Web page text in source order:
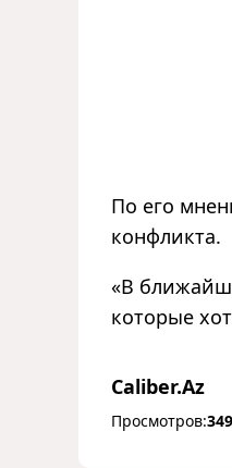
По его
конфликта.
«В
которые
Caliber.Az
Просмотров:349